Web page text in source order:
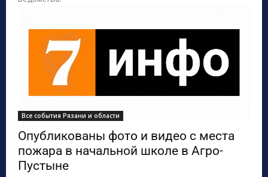
Все события Рязани и области
Опубликованы фото и видео с места
пожара в начальной школе в Агро-
Пустыне